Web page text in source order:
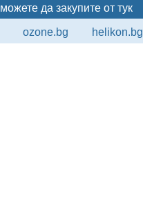
можете да закупите от тук
ozone.bg helikon.bg